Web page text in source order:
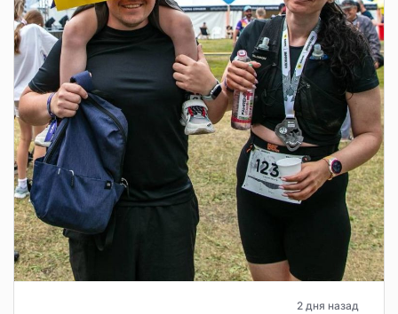
2 дня назад